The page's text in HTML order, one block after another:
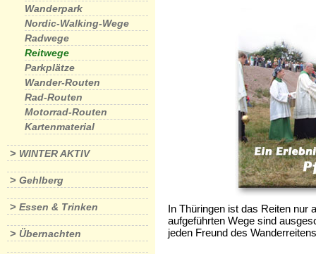
Wanderpark
Nordic-Walking-Wege
Radwege
Reitwege
Parkplätze
Wander-Routen
Rad-Routen
Motorrad-Routen
Kartenmaterial
> WINTER AKTIV
> Gehlberg
> Essen & Trinken
> Übernachten
In Thüringen ist das Reiten nur
aufgeführten Wege sind
jeden Freund des